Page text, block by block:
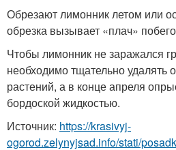
Обрезают лимонник летом или
обрезка вызывает «плач»
Чтобы лимонник не заражался
необходимо тщательно удалять
растений, а в конце апреля
бордоской жидкостью.
Источник: https://krasivyj-
ogorod.zelynyjsad.info/stati/